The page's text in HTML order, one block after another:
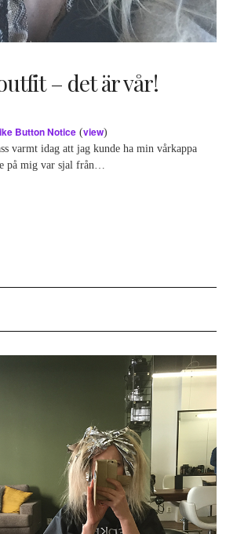
– det är vår!
Button Notice(view)
varmt idag att jag kunde ha min vårkappa
på mig var sjal från…